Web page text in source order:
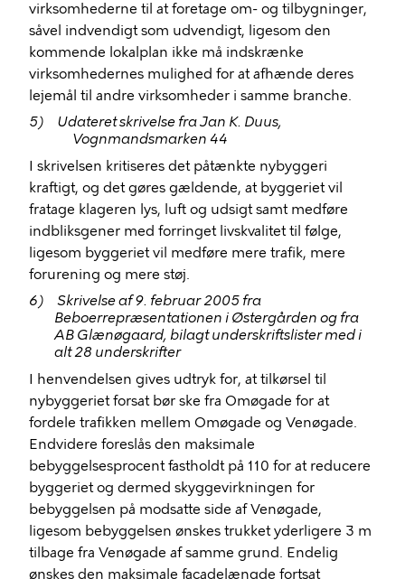
virksomhederne til at foretage om- og tilbygninger,
såvel indvendigt som udvendigt, ligesom den
kommende lokalplan ikke må indskrænke
virksomhedernes mulighed for at afhænde deres
lejemål til andre virksomheder i samme branche.
5)
Udateret skrivelse fra Jan K. Duus,
Vognmandsmarken 44
I skrivelsen kritiseres det påtænkte nybyggeri
kraftigt, og det gøres gældende, at byggeriet vil
fratage klageren lys, luft og udsigt samt medføre
indbliksgener med forringet livskvalitet til følge,
ligesom byggeriet vil medføre mere trafik, mere
forurening og mere støj.
6)
Skrivelse af 9. februar 2005 fra
Beboerrepræsentationen i Østergården og fra
AB Glænøgaard, bilagt underskriftslister med i
alt 28 underskrifter
I henvendelsen gives udtryk for, at tilkørsel til
nybyggeriet forsat bør ske fra Omøgade for at
fordele trafikken mellem Omøgade og Venøgade.
Endvidere foreslås den maksimale
bebyggelsesprocent fastholdt på 110 for at reducere
byggeriet og dermed skyggevirkningen for
bebyggelsen på modsatte side af Venøgade,
ligesom bebyggelsen ønskes trukket yderligere 3 m
tilbage fra Venøgade af samme grund. Endelig
ønskes den maksimale facadelængde fortsat